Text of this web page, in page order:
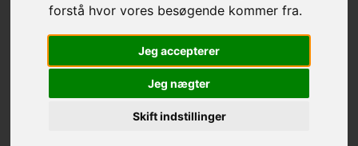
forstå hvor vores besøgende kommer fra.
Jeg accepterer
Jeg nægter
Skift indstillinger